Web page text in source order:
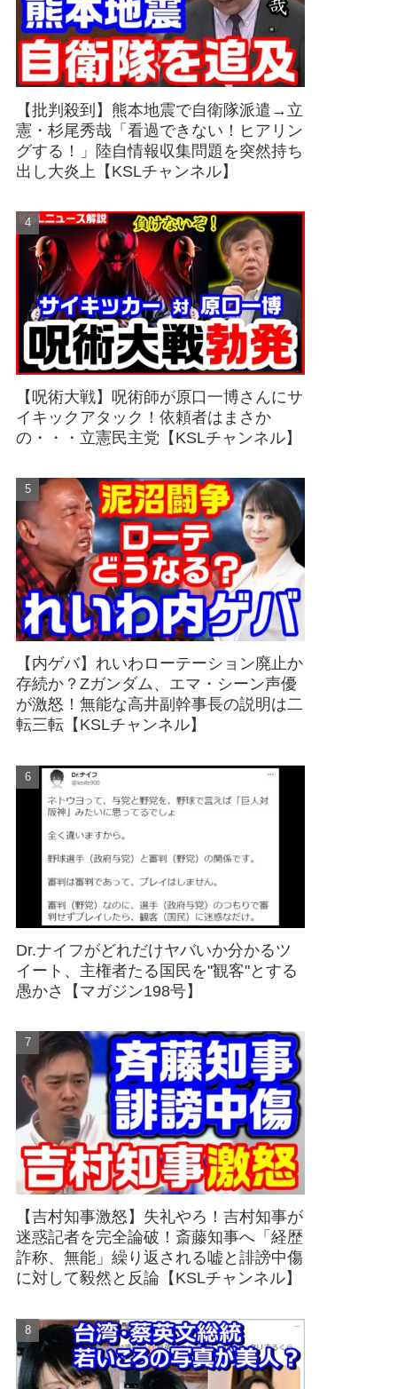
【批判殺到】熊本地震で自衛隊派遣→立
憲・杉尾秀哉「看過できない！ヒアリン
グする！」陸自情報収集問題を突然持ち
出し大炎上【KSLチャンネル】
【呪術大戦】呪術師が原口一博さんにサ
イキックアタック！依頼者はまさか
の・・・立憲民主党【KSLチャンネル】
【内ゲバ】れいわローテーション廃止か
存続か？Zガンダム、エマ・シーン声優
が激怒！無能な高井副幹事長の説明は二
転三転【KSLチャンネル】
Dr.ナイフがどれだけヤバいか分かるツ
イート、主権者たる国民を"観客"とする
愚かさ【マガジン198号】
【吉村知事激怒】失礼やろ！吉村知事が
迷惑記者を完全論破！斎藤知事へ「経歴
詐称、無能」繰り返される嘘と誹謗中傷
に対して毅然と反論【KSLチャンネル】